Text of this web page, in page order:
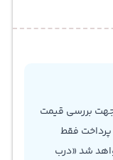
بررسی قیمت
پرداخت فقط
شد «درب